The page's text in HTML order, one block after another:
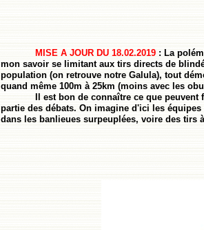
MISE A JOUR DU 18.02.2019 : La
mon savoir se limitant aux tirs directs de
population (on retrouve notre Galula), tout
quand même 100m à 25km (moins avec les
Il est bon de connaître ce que
partie des débats. On imagine d'ici les
dans les banlieues surpeuplées, voire des tirs